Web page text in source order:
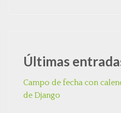
Últimas
Campo de fecha con
de Django